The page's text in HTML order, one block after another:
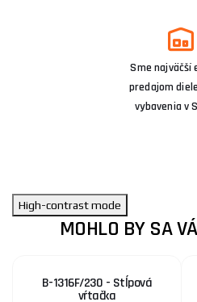
Sme najväčší
predajom
vybavenia v
High-contrast mode
MOHLO BY SA
B-1316F/230 - Stĺpová
vŕtačka